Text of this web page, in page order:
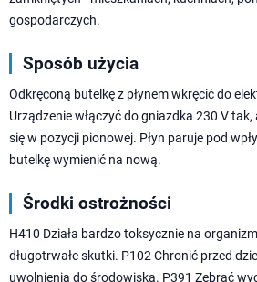
gospodarczych.
Sposób użycia
Odkręconą butelkę z płynem wkręcić do
Urządzenie włączyć do gniazdka 230 V
się w pozycji pionowej. Płyn paruje pod
butelkę wymienić na nową.
Środki ostrożności
H410 Działa bardzo toksycznie na
długotrwałe skutki. P102 Chronić przed
uwolnienia do środowiska. P391 Zebrać